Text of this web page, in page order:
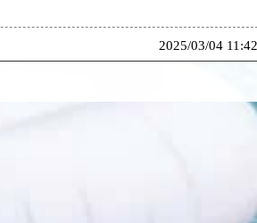
2025/03/04
連同尾款入住時一併付清喔
2025/03/03
變更？ 或多久前可以退訂？